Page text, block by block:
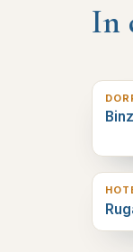
In
1 km